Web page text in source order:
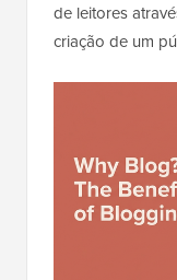
de leitores
criação de um